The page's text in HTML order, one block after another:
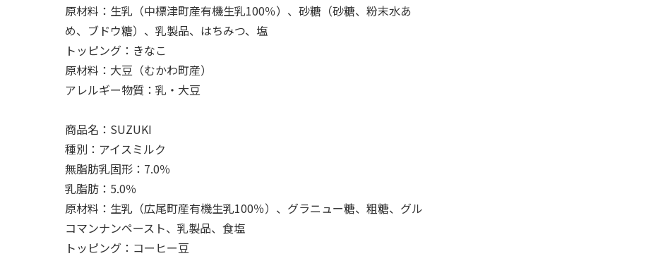
原材料：生乳（中標津町産有機生乳100％）、砂糖（砂糖、粉末水あ
め、ブドウ糖）、乳製品、はちみつ、塩
トッピング：きなこ
原材料：大豆（むかわ町産）
アレルギー物質：乳・大豆
商品名：SUZUKI
種別：アイスミルク
無脂肪乳固形：7.0％
乳脂肪：5.0％
原材料：生乳（広尾町産有機生乳100％）、グラニュー糖、粗糖、グル
コマンナンペースト、乳製品、食塩
トッピング：コーヒー豆